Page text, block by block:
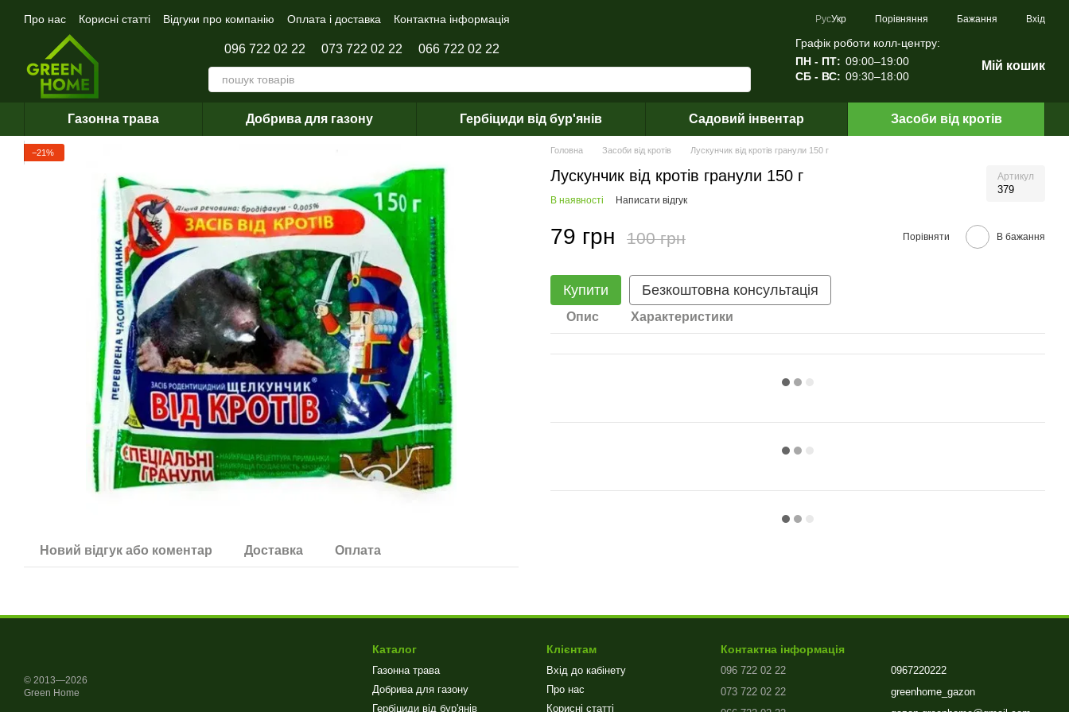
Про нас Корисні статті Відгуки про компанію Оплата і доставка Контактна інформація РусУкр Порівняння Бажання Вхід
096 722 02 22 073 722 02 22 066 722 02 22
Графік роботи колл-центру:
ПН - ПТ: 09:00–19:00
СБ - ВС: 09:30–18:00
Мій кошик
Газонна трава Добрива для газону Гербіциди від бур'янів Садовий інвентар Засоби від кротів
−21%
Новий відгук або коментар Доставка Оплата
Головна Засоби від кротів Лускунчик від кротів гранули 150 г
Лускунчик від кротів гранули 150 г Артикул
379
В наявності Написати відгук
79 грн 100 грн Порівняти В бажання
Купити Безкоштовна консультація
Опис Характеристики
© 2013—2026
Green Home
Каталог
Газонна трава
Добрива для газону
Гербіциди від бур'янів
Клієнтам
Вхід до кабінету
Про нас
Корисні статті
Контактна інформація
096 722 02 22
073 722 02 22
0967220222
greenhome_gazon